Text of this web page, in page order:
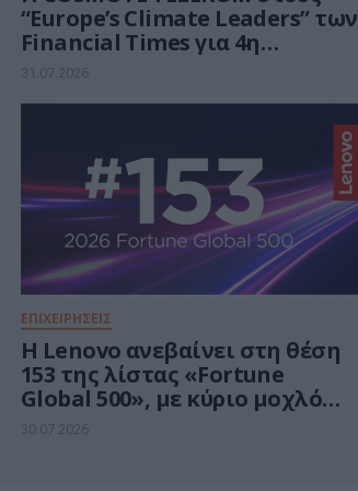
“Europe’s Climate Leaders” των
Financial Times για 4η
συνεχόμενη χρονιά
31.07.2026
ΕΠΙΧΕΙΡΗΣΕΙΣ
Η Lenovo ανεβαίνει στη θέση
153 της λίστας «Fortune
Global 500», με κύριο μοχλό
ανάπτυξης την Τεχνητή
30.07.2026